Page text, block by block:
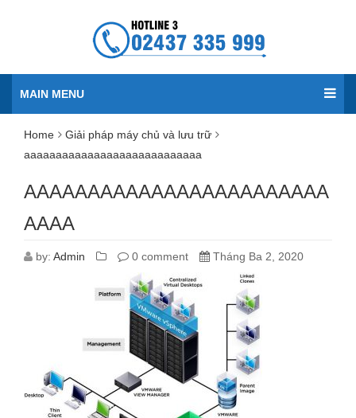
MAIN MENU
Home
Giải pháp máy chủ và lưu trữ
aaaaaaaaaaaaaaaaaaaaaaaaaaaa
AAAAAAAAAAAAAAAAAAAAAAAA
AAAA
by: Admin 0 comment Tháng Ba 2, 2020